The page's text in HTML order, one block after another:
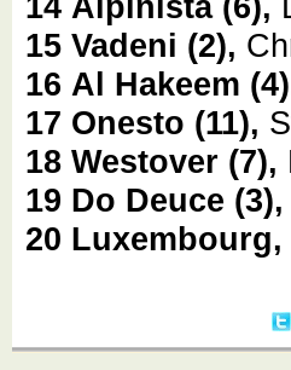
15Vadeni (2),
16 Al Hakeem
17 Onesto (11),
18Westover (7),
19 Do Deuce (3),
20 Luxembourg,